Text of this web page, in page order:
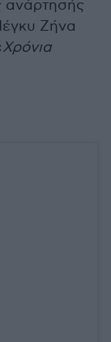
ανάρτησής
Ζήνα
Χρόνια